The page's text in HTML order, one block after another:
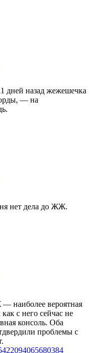
дней назад жежешечка
— на
нет дела до ЖЖ.
наиболее вероятная
с него сейчас не
консоль. Оба
проблемы с